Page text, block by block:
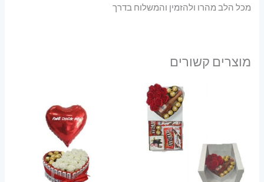
מכל הלב מהרו ולהזמין והמשלוח בדרך
מוצרים קשורים